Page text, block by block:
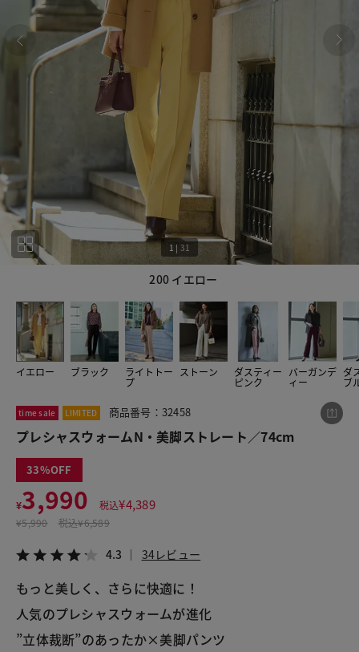
200 イエロー
1 | 31
イエロー ブラック ライトトー
プ
ストーン ダスティー
ピンク
バーガンデ
ィー
ダ
ブ
1 31
time sale LIMITED 商品番号：32458
プレシャスウォームN・美脚ストレート／74cm
33
¥3,990 税込¥4,389
¥5,990 税込¥6,589
4.3 34レビュー
もっと美しく、さらに快適に！
人気のプレシャスウォームが進化
”立体裁断”のあったか×美脚パンツ
この商品をシェアする
プレシャスウォームN・美脚ストレート／74cm